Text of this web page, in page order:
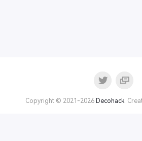
Copyright © 2021-2026 Decohack.